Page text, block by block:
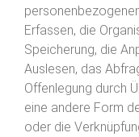
Erfassen, die
Speicherung, die
Auslesen, das
Offenlegung durch
eine andere Form
oder die